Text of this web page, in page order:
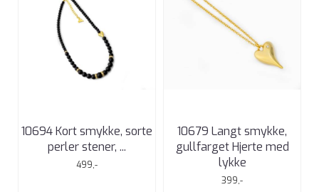
10694 Kort smykke, sorte
perler stener, ...
499,-
10679 Langt smykke,
gullfarget Hjerte med
lykke
399,-